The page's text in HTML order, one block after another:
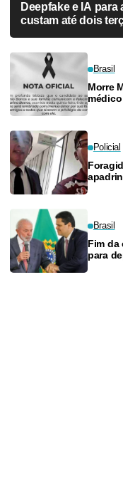
Deepfake e IA
custam até dois
Brasil
Morre
Policial
Brasil
Fim da
para